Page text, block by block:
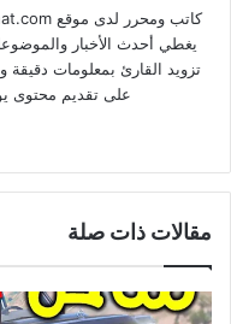
يغطي أحدث الأخبار
تزويد القارئ بمعلومات
على تقديم محتوى
مقالات ذات صلة